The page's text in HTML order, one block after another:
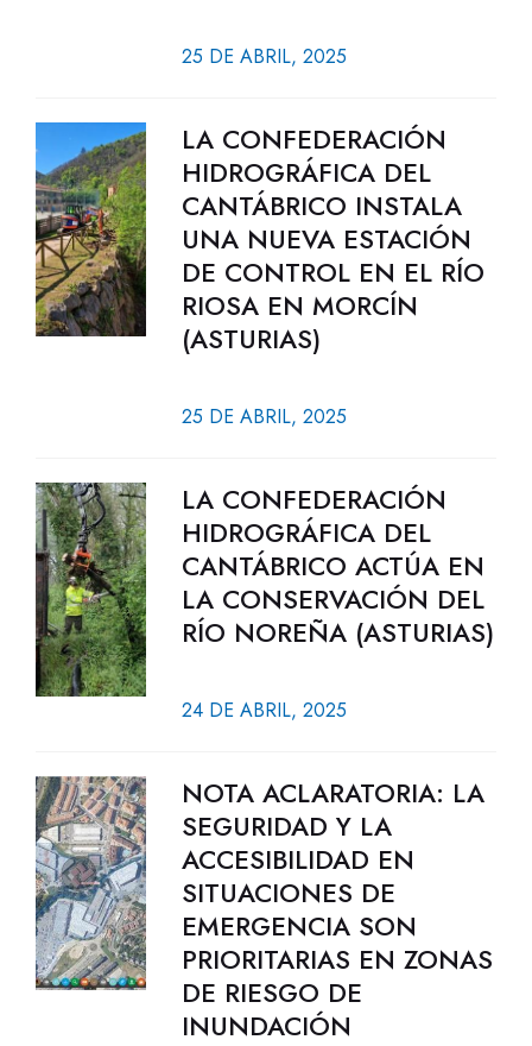
25 DE ABRIL, 2025
LA CONFEDERACIÓN
HIDROGRÁFICA DEL
CANTÁBRICO INSTALA
UNA NUEVA ESTACIÓN
DE CONTROL EN EL RÍO
RIOSA EN MORCÍN
(ASTURIAS)
25 DE ABRIL, 2025
LA CONFEDERACIÓN
HIDROGRÁFICA DEL
CANTÁBRICO ACTÚA EN
LA CONSERVACIÓN DEL
RÍO NOREÑA (ASTURIAS)
24 DE ABRIL, 2025
NOTA ACLARATORIA: LA
SEGURIDAD Y LA
ACCESIBILIDAD EN
SITUACIONES DE
EMERGENCIA SON
PRIORITARIAS EN ZONAS
DE RIESGO DE
INUNDACIÓN